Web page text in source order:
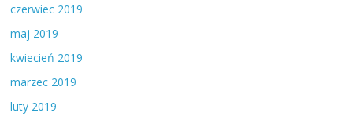
czerwiec 2019
maj 2019
kwiecień 2019
marzec 2019
luty 2019